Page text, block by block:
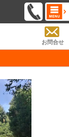
お問合せ